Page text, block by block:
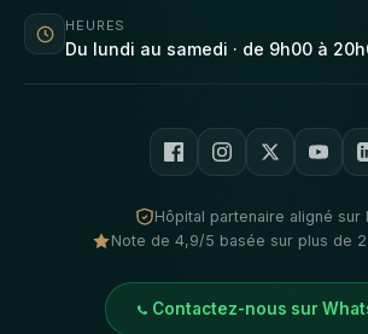
HEURES
Du lundi au samedi · de 9h00 à
Hôpital partenaire aligné sur
Note de 4,9/5 basée sur plus de
Contactez-nous sur